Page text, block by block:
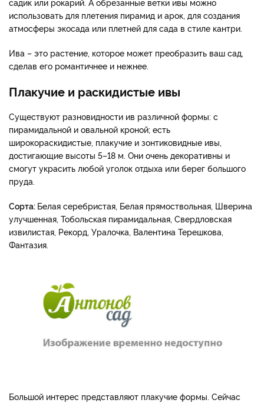
использовать для плетения пирамид и арок, для создания
атмосферы экосада или плетней для сада в стиле кантри.
Ива – это растение, которое может преобразить ваш сад,
сделав его романтичнее и нежнее.
Плакучие и раскидистые ивы
Существуют разновидности ив различной формы: с
пирамидальной и овальной кроной; есть
широкораскидистые, плакучие и зонтиковидные ивы,
достигающие высоты 5–18 м. Они очень декоративны и
смогут украсить любой уголок отдыха или берег большого
пруда.
Сорта: Белая серебристая, Белая прямоствольная, Шверина
улучшенная, Тобольская пирамидальная, Свердловская
извилистая, Рекорд, Уралочка, Валентина Терешкова,
Фантазия.
Большой интерес представляют плакучие формы. Сейчас